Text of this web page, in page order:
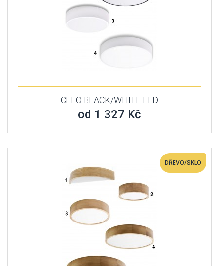
CLEO BLACK/WHITE LED
od 1 327 Kč
DŘEVO/SKLO